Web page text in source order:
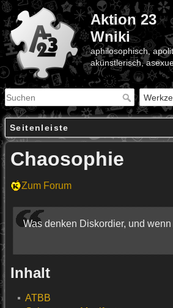
Aktion 23
Wniki
aphilosophisch,
akünstlerisch,
Seitenleiste
Chaosophie
Zum Forum
Was denken Diskordier, und
Inhalt
ATBB